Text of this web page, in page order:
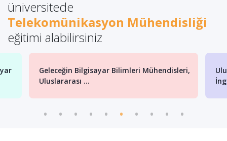
üniversitede
Telekomünikasyon Mühendisliği
eğitimi alabilirsiniz
Geleceğin Bilgisayar Bilimleri Mühendisleri,
Uluslararası ...